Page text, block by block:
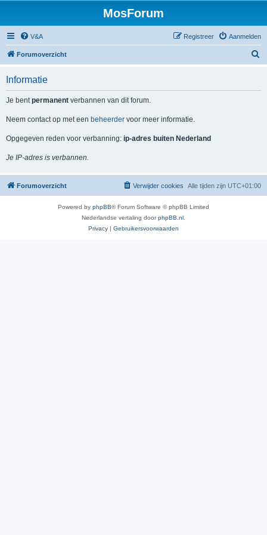
MosForum
V&A Aanmelden
Registreer
Forumoverzicht
Informatie
Je bentpermanent verbannen van dit forum.
Neem contact op met een beheerder voor meer informatie.
Opgegeven reden voor verbanning: ip-adres buiten Nederland
Je IP-adres is verbannen.
Forumoverzicht Alle tijden zijn UTC+01:00
Verwijder cookies
Powered by phpBB® Forum Software © phpBB Limited
Nederlandse vertaling doorphpBB.nl
Privacy | Gebruikersvoorwaarden